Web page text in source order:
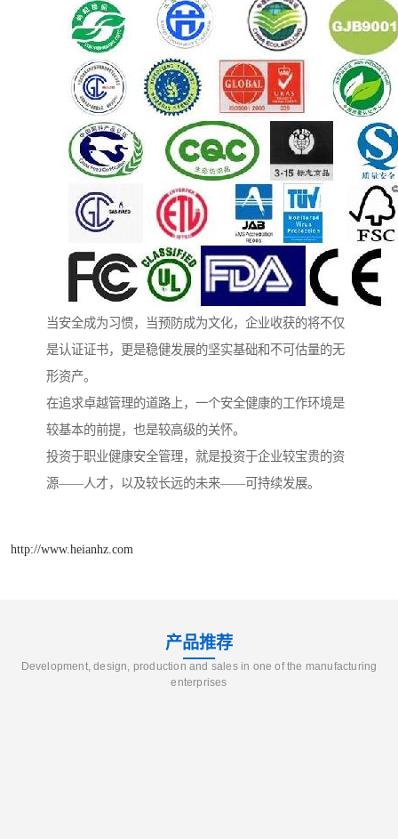
当安全成为习惯，当预防成为文化，企业收获的将不仅
是认证证书，更是稳健发展的坚实基础和不可估量的无
形资产。
在追求卓越管理的道路上，一个安全健康的工作环境是
较基本的前提，也是较高级的关怀。
投资于职业健康安全管理，就是投资于企业较宝贵的资
源——人才，以及较长远的未来——可持续发展。
http://www.heianhz.com
产品推荐
Development, design, production and sales in one of the manufacturing
enterprises